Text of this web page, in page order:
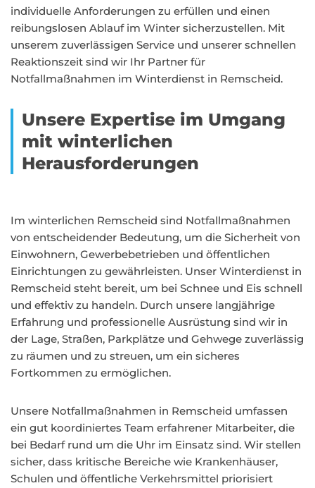
individuelle Anforderungen zu erfüllen und einen
reibungslosen Ablauf im Winter sicherzustellen. Mit
unserem zuverlässigen Service und unserer schnellen
Reaktionszeit sind wir Ihr Partner für
Notfallmaßnahmen im Winterdienst in Remscheid.
Unsere Expertise im Umgang
mit winterlichen
Herausforderungen
Im winterlichen Remscheid sind Notfallmaßnahmen
von entscheidender Bedeutung, um die Sicherheit von
Einwohnern, Gewerbebetrieben und öffentlichen
Einrichtungen zu gewährleisten. Unser Winterdienst in
Remscheid steht bereit, um bei Schnee und Eis schnell
und effektiv zu handeln. Durch unsere langjährige
Erfahrung und professionelle Ausrüstung sind wir in
der Lage, Straßen, Parkplätze und Gehwege zuverlässig
zu räumen und zu streuen, um ein sicheres
Fortkommen zu ermöglichen.
Unsere Notfallmaßnahmen in Remscheid umfassen
ein gut koordiniertes Team erfahrener Mitarbeiter, die
bei Bedarf rund um die Uhr im Einsatz sind. Wir stellen
sicher, dass kritische Bereiche wie Krankenhäuser,
Schulen und öffentliche Verkehrsmittel priorisiert